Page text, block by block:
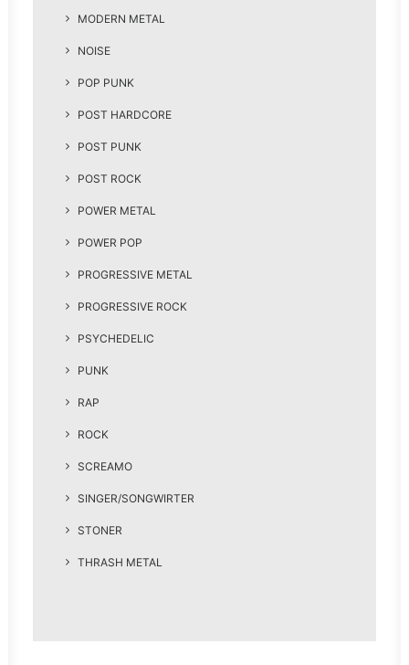
MODERN METAL
NOISE
POP PUNK
POST HARDCORE
POST PUNK
POST ROCK
POWER METAL
POWER POP
PROGRESSIVE METAL
PROGRESSIVE ROCK
PSYCHEDELIC
PUNK
RAP
ROCK
SCREAMO
SINGER/SONGWIRTER
STONER
THRASH METAL